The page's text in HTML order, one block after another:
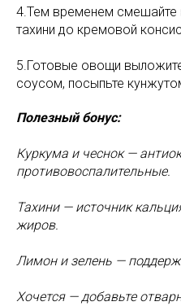
4.Тем временем смешайте
тахини до кремовой
5.Готовые овощи
соусом, посыпьте
Полезный бонус:
Куркума и чеснок —
противовоспалительные.
Тахини — источник
жиров.
Лимон и зелень —
Хочется — добавьте